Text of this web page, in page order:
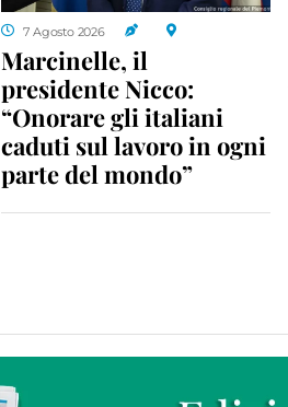
7 Agosto 2026
Marcinelle, il
presidente Nicco:
“Onorare gli italiani
caduti sul lavoro in ogni
parte del mondo”